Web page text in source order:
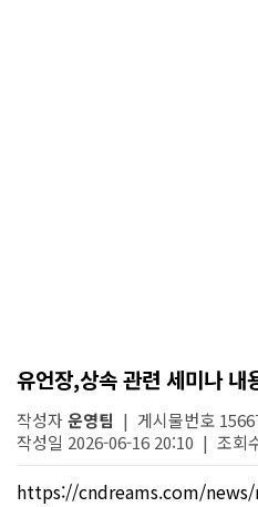
유언장,상속 관련 세미나 내
작성자운영팀 | 게시물번호
작성일 2026-06-16 20:10 | 조회
https://cndreams.com/